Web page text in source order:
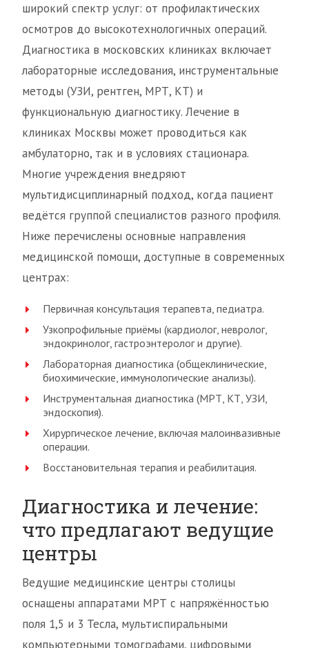
широкий спектр услуг: от профилактических
осмотров до высокотехнологичных операций.
Диагностика в московских клиниках включает
лабораторные исследования, инструментальные
методы (УЗИ, рентген, МРТ, КТ) и
функциональную диагностику. Лечение в
клиниках Москвы может проводиться как
амбулаторно, так и в условиях стационара.
Многие учреждения внедряют
мультидисциплинарный подход, когда пациент
ведётся группой специалистов разного профиля.
Ниже перечислены основные направления
медицинской помощи, доступные в современных
центрах:
Первичная консультация терапевта, педиатра.
Узкопрофильные приёмы (кардиолог, невролог,
эндокринолог, гастроэнтеролог и другие).
Лабораторная диагностика (общеклинические,
биохимические, иммунологические анализы).
Инструментальная диагностика (МРТ, КТ, УЗИ,
эндоскопия).
Хирургическое лечение, включая малоинвазивные
операции.
Восстановительная терапия и реабилитация.
Диагностика и лечение:
что предлагают ведущие
центры
Ведущие медицинские центры столицы
оснащены аппаратами МРТ с напряжённостью
поля 1,5 и 3 Тесла, мультиспиральными
компьютерными томографами, цифровыми